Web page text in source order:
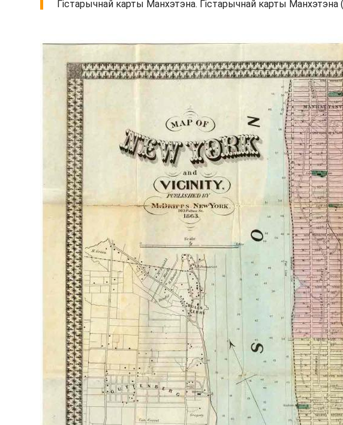
Гістарычнай карты Манхэтэна. Гістарычнай карты